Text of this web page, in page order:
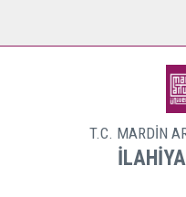
T.C. MARDİN